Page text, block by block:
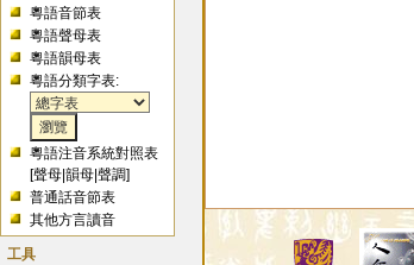
粵語音節表
粵語聲母表
粵語韻母表
粵語分類字表:
粵語注音系統對照表
[聲母 |韻母 |聲調]
普通話音節表
其他方言讀音
工具